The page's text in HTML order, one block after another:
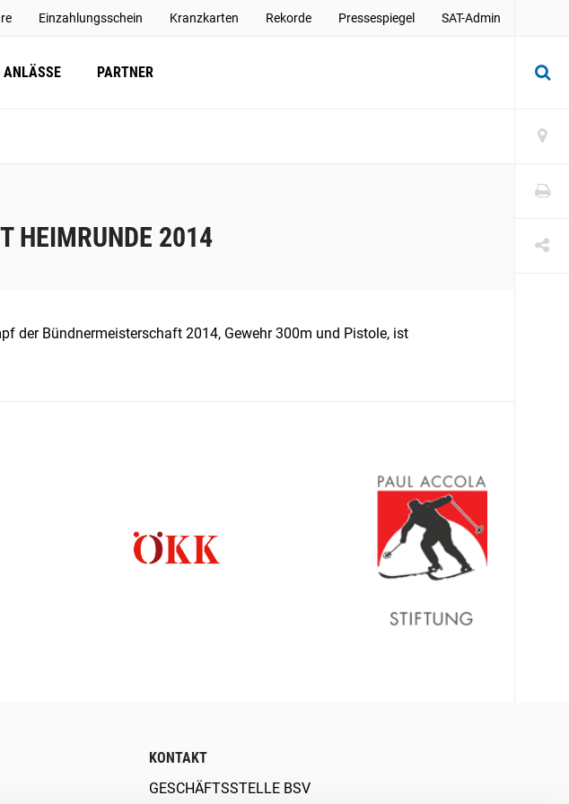
Einzahlungsschein Kranzkarten Rekorde Pressespiegel SAT-Admin
ANLÄSSE PARTNER
HEIMRUNDE 2014
der Bündnermeisterschaft 2014, Gewehr 300m und Pistole, ist
KONTAKT
GESCHÄFTSSTELLE BSV